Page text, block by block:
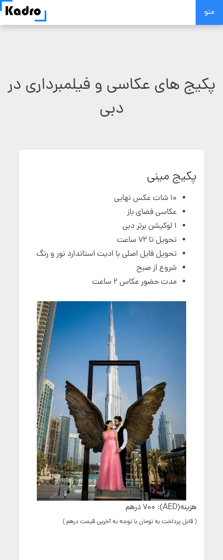
Skip
منو
پکیج های عکاسی و فیلمبرداری در
دبی
پکیج مینی
10 شات عکس نهایی
عکاسی فضای باز
۱ لوکیشن برتر دبی
تحویل تا ۷۲ ساعت
تحویل فایل اصلی با ادیت استاندارد نور و رنگ
شروع از صبح
مدت حضور عکاس ۲ ساعت
هزینه(AED): 700 درهم
( قابل پرداخت به تومان با توجه به آخرین قیمت درهم )